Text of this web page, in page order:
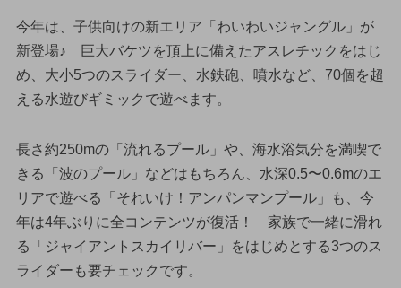
今年は、子供向けの新エリア「わいわいジャングル」が
新登場♪ 巨大バケツを頂上に備えたアスレチックをはじ
め、大小5つのスライダー、水鉄砲、噴水など、70個を超
える水遊びギミックで遊べます。
長さ約250mの「流れるプール」や、海水浴気分を満喫で
きる「波のプール」などはもちろん、水深0.5〜0.6mのエ
リアで遊べる「それいけ！アンパンマンプール」も、今
年は4年ぶりに全コンテンツが復活！ 家族で一緒に滑れ
る「ジャイアントスカイリバー」をはじめとする3つのス
ライダーも要チェックです。